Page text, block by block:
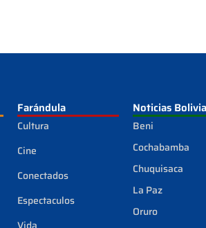
Farándula
Cultura
Cine
Conectados
Espectaculos
Noticias Bolivia
Beni
Cochabamba
Chuquisaca
La Paz
Oruro